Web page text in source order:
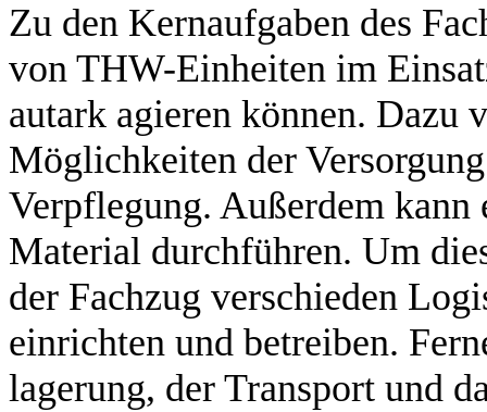
Zu den Kernaufgaben des
von THW-Einheiten im
autark agieren können. Dazu
Möglichkeiten der
Verpflegung. Außerdem kann
Material durchführen. Um
der Fachzug verschieden
einrichten und betreiben.
lagerung, der Transport und